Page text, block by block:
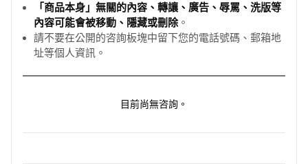
「商品本身」無關的內容、轉讓、廣告、辱罵、洗版等
內容可能會被移動、隱藏或刪除。
請不要在公開的咨詢板塊中留下您的電話號碼、郵箱地
址等個人資訊。
目前尚無咨詢。